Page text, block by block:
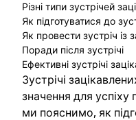
Різні типи зустрічей
Як підготуватися до
Як провести зустріч
Поради після зустрічі
Ефективні зустрічі
Зустрічі
значення для
ми пояснимо, як